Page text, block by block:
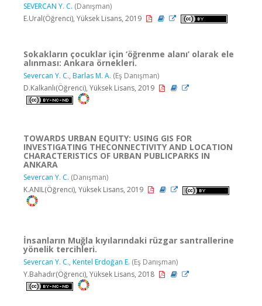
SEVERCAN Y. C. (Danışman)
E.Ural(Öğrenci), Yüksek Lisans, 2019
Sokakların çocuklar için ‘öğrenme alanı’ olarak ele
alınması: Ankara örnekleri.
Severcan Y. C., Barlas M. A. (Eş Danışman)
D.Kalkanlı(Öğrenci), Yüksek Lisans, 2019
TOWARDS URBAN EQUITY: USING GIS FOR
INVESTIGATING THECONNECTIVITY AND LOCATION
CHARACTERISTICS OF URBAN PUBLICPARKS IN
ANKARA
Severcan Y. C. (Danışman)
K.ANIL(Öğrenci), Yüksek Lisans, 2019
İnsanların Muğla kıyılarındaki rüzgar santrallerine
yönelik tercihleri.
Severcan Y. C., Kentel Erdoğan E. (Eş Danışman)
Y.Bahadır(Öğrenci), Yüksek Lisans, 2018